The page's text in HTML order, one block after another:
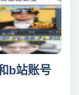
b站账号